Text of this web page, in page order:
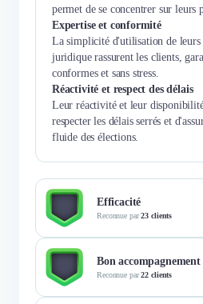
permet de se concentrer sur leurs
Expertise et conformité
La simplicité d'utilisation de leurs
juridique rassurent les clients,
conformes et sans stress.
Réactivité et respect des délais
Leur réactivité et leur
respecter les délais serrés et
fluide des élections.
Efficacité
Reconnue par23 clients
Bon accompagnement
Reconnue par22 clients